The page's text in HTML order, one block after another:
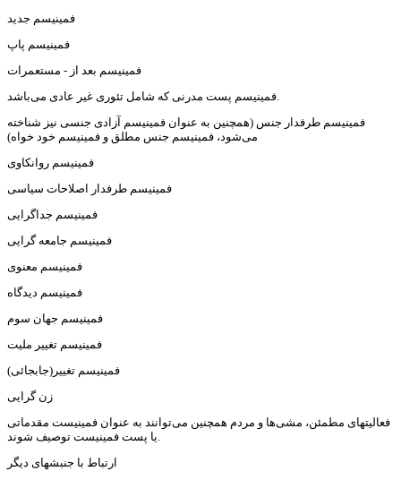
فمینیسم جدید
فمینیسم پاپ
فمینیسم بعد از - مستعمرات
فمینیسم طرفدار جنس (همچنین به عنوان فمینیسم آزادی جنسی نیز شناخته
می‌شود، فمینیسم جنس مطلق و فمینیسم خود خواه)
فمینیسم روانکاوی
فمینیسم طرفدار اصلاحات سیاسی
فمینیسم جداگرایی
فمینیسم جامعه گرایی
فمینیسم معنوی
فمینیسم دیدگاه
فمینیسم جهان سوم
فمینیسم تغییر ملیت
فمینیسم تغییر(جابجائی)
زن گرایی
فعالیتهای مطمئن، مشی‌ها و مردم همچنین می‌توانند به عنوان فمینیست مقدماتی
ارتباط با جنبشهای دیگر